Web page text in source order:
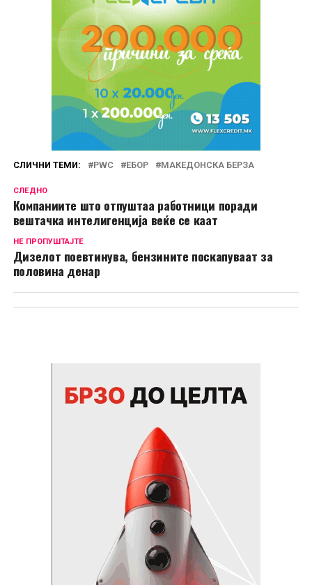
СЛИЧНИ ТЕМИ: PWC ЕБОР МАКЕДОНСКА БЕРЗА
СЛЕДНО
Компаниите што отпуштаа работници поради
вештачка интелигенција веќе се каат
НЕ ПРОПУШТАЈТЕ
Дизелот поевтинува, бензините поскапуваат за
половина денар